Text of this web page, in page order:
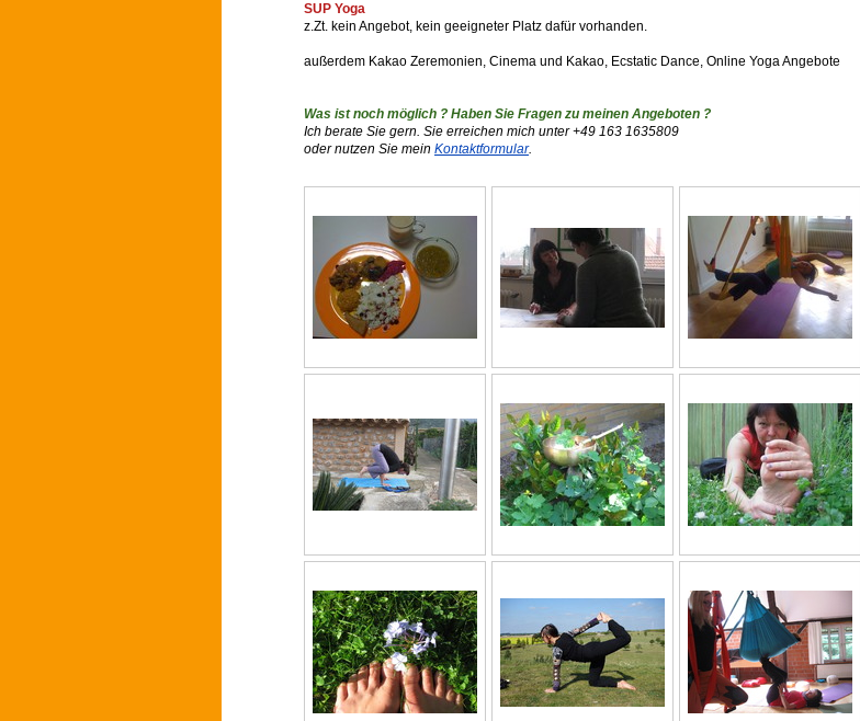
SUP Yoga
z.Zt. kein Angebot, kein geeigneter Platz dafür vorhanden.
außerdem Kakao Zeremonien, Cinema und Kakao, Ecstatic Dance, Online Yoga Angebote
Was ist noch möglich ? Haben Sie Fragen zu meinen Angeboten ?
Ich berate Sie gern. Sie erreichen mich unter+49 163 1635809
oder nutzen Sie mein Kontaktformular.